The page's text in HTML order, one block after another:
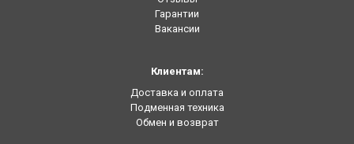
Гарантии
Вакансии
Клиентам:
Доставка и оплата
Подменная техника
Обмен и возврат